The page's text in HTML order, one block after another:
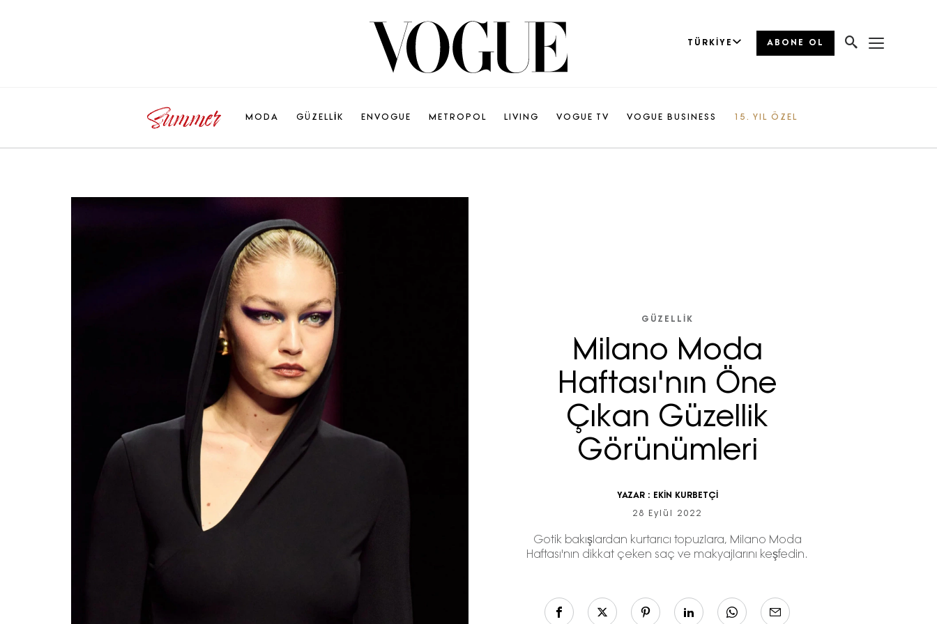
TÜRKIYE ABONE OL
MODA GÜZELLİK ENVOGUE METROPOL LIVING VOGUE TV VOGUE BUSINESS 15. YIL ÖZEL
GÜZELLIK
Milano Moda
Haftası'nın Öne
Çıkan Güzellik
Görünümleri
YAZAR : EKİN KURBETÇİ
28 Eylül 2022
Gotik bakışlardan kurtarıcı topuzlara, Milano Moda
Haftası'nın dikkat çeken saç ve makyajlarını keşfedin.